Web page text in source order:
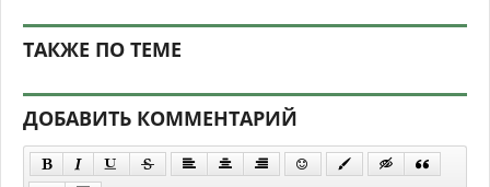
ТАКЖЕ ПО ТЕМЕ
ДОБАВИТЬ КОММЕНТАРИЙ